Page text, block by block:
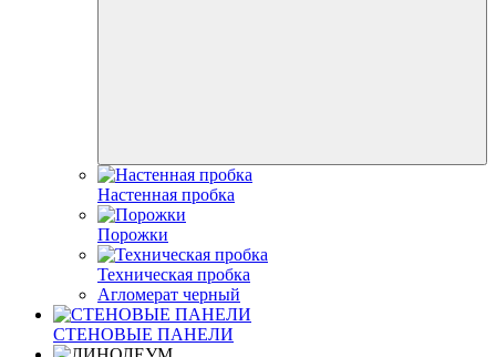
Настенная пробка
Порожки
Техническая пробка
Агломерат черный
СТЕНОВЫЕ ПАНЕЛИ